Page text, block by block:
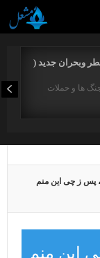
وبحران جدید (
ها و حملات
پس ز چى اين منم
اين منم